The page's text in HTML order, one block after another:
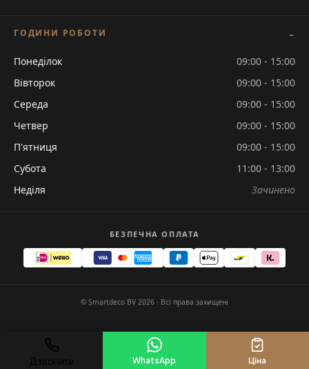
ГОДИНИ РОБОТИ
Понеділок
09:00 - 15:00
Вівторок
09:00 - 15:00
Середа
09:00 - 15:00
Четвер
09:00 - 15:00
П'ятниця
09:00 - 15:00
Субота
11:00 - 13:00
Неділя
Зачинено
БЕЗПЕЧНА ОПЛАТА
© Smartdeco BV 2026 · Всі права захищені
Дзвонити WhatsApp Ціна